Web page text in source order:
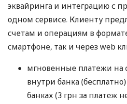
эквайринга и интеграцию с
одном сервисе. Клиенту
счетам и операциям в
смартфоне, так и через web
мгновенные платежи на
внутри банка
банках (3 грн за платеж